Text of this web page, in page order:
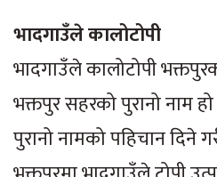
भादगाउँले कालोटोपी
भादगाउँले कालोटोपी
भक्तपुर सहरको पुरानो नाम
पुरानो नामको पहिचान दिने